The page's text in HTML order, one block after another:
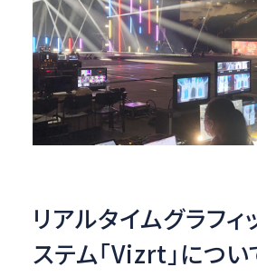
リアルタイムグラフ
ステム「Vizrt」につい